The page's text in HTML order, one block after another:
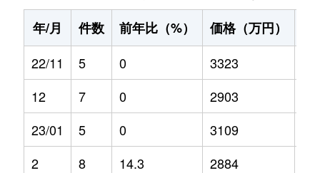
年/月
件数 前年比（%） 価格（万円）
22/11
5 0 3323
12
7 0 2903
23/01
5 0 3109
2
8 14.3 2884